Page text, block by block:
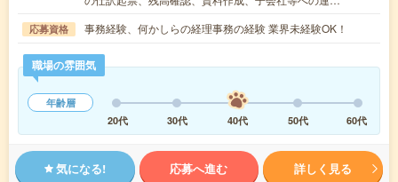
応募資格 事務経験、何かしらの経理事務の経験 業界未経験OK！
職場の雰囲気
年齢層
20代
30代 40代 50代 60代
気になる! 応募へ進む 詳しく見る